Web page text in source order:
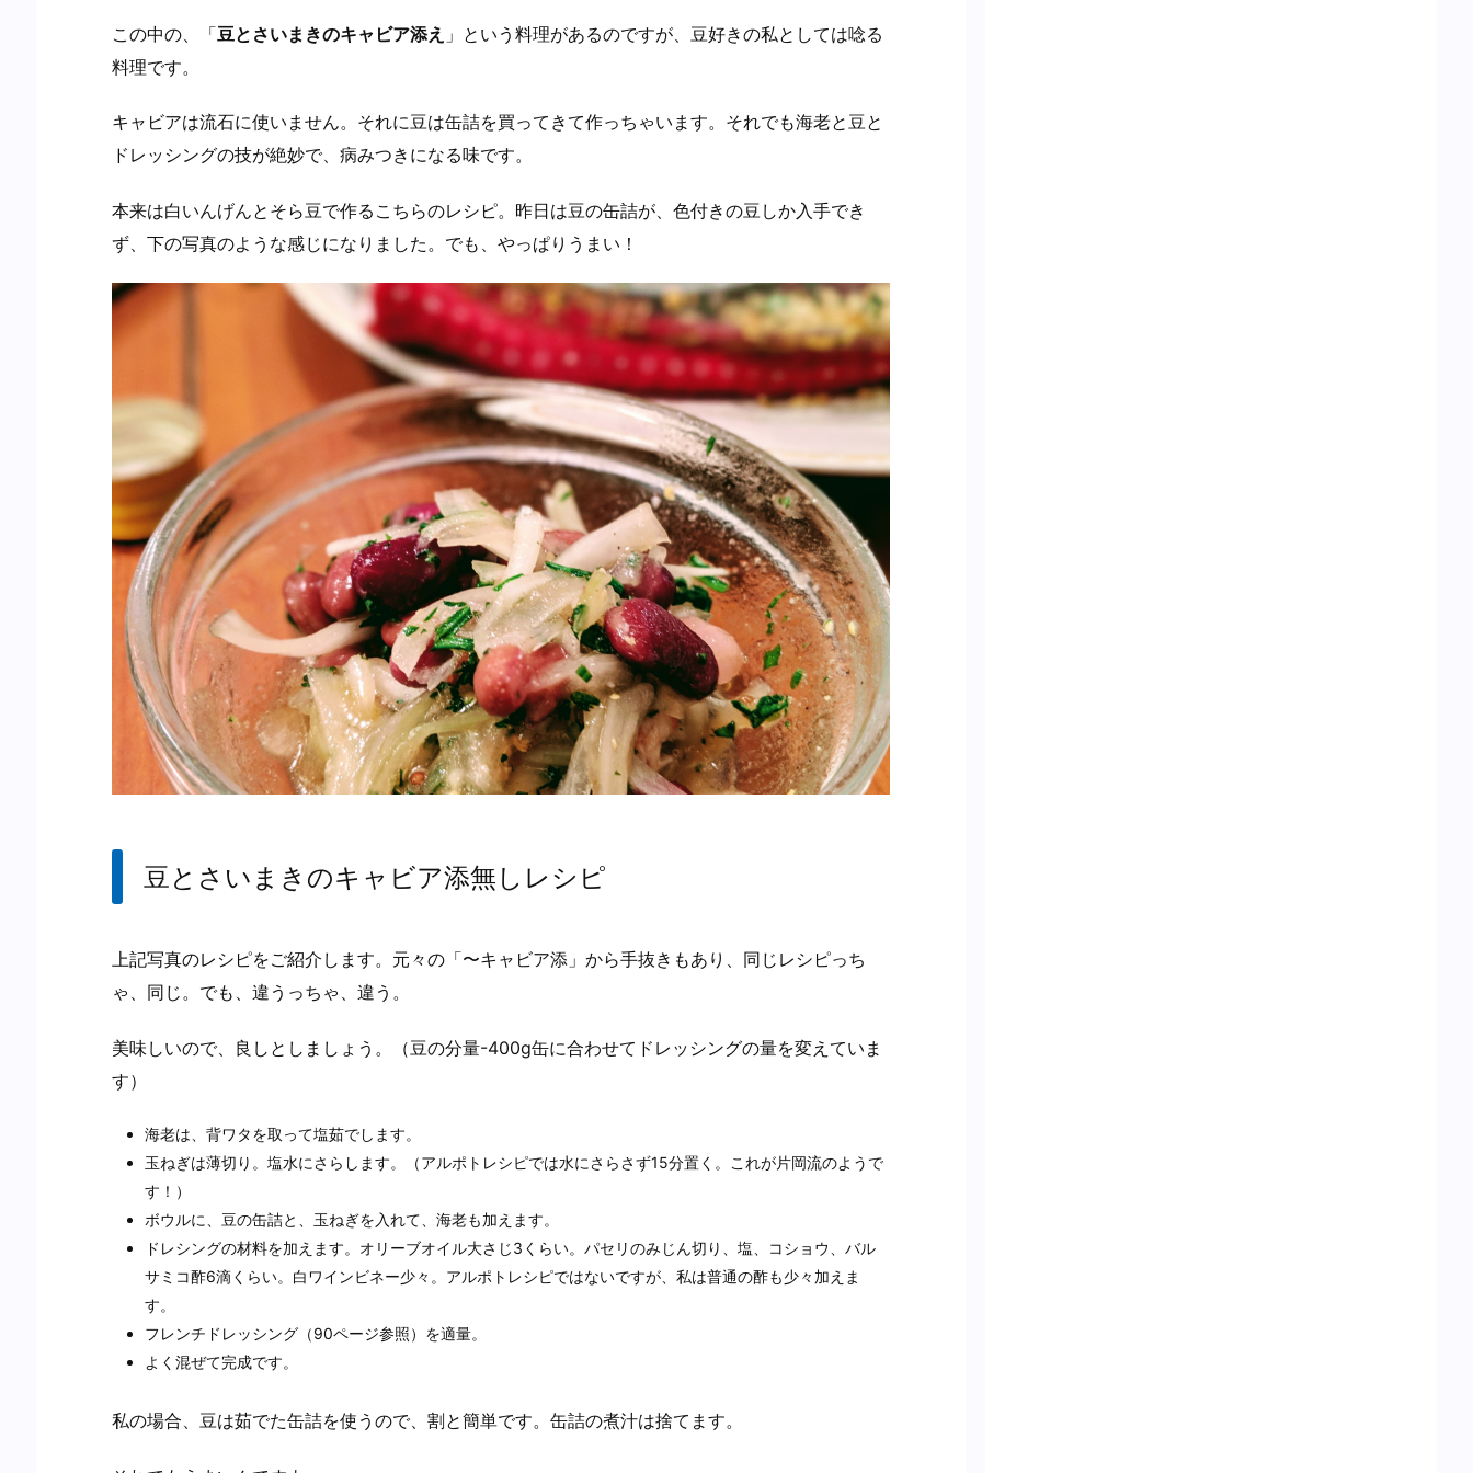
この中の、「豆とさいまきのキャビア添え 」という料理があるのですが、豆好きの私としては唸る
料理です。
キャビアは流石に使いません。それに豆は缶詰を買ってきて作っちゃいます。それでも海老と豆と
ドレッシングの技が絶妙で、病みつきになる味です。
本来は白いんげんとそら豆で作るこちらのレシピ。昨日は豆の缶詰が、色付きの豆しか入手でき
ず、下の写真のような感じになりました。でも、やっぱりうまい！
豆とさいまきのキャビア添無しレシピ
上記写真のレシピをご紹介します。元々の「〜キャビア添」から手抜きもあり、同じレシピっち
ゃ、同じ。でも、違うっちゃ、違う。
美味しいので、良しとしましょう。（豆の分量-400g缶に合わせてドレッシングの量を変えていま
す）
海老は、背ワタを取って塩茹でします。
玉ねぎは薄切り。塩水にさらします。（アルポトレシピでは水にさらさず15分置く。これが片岡流のようで
す！）
ボウルに、豆の缶詰と、玉ねぎを入れて、海老も加えます。
ドレシングの材料を加えます。オリーブオイル大さじ3くらい。パセリのみじん切り、塩、コショウ、バル
サミコ酢6滴くらい。白ワインビネー少々。アルポトレシピではないですが、私は普通の酢も少々加えま
す。
フレンチドレッシング（90ページ参照）を適量。
よく混ぜて完成です。
私の場合、豆は茹でた缶詰を使うので、割と簡単です。缶詰の煮汁は捨てます。